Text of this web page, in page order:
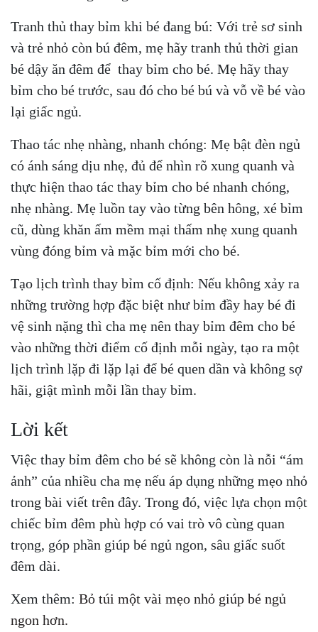
Tranh thủ thay bỉm khi bé đang bú: Với trẻ sơ sinh
và trẻ nhỏ còn bú đêm, mẹ hãy tranh thủ thời gian
bé dậy ăn đêm để thay bỉm cho bé. Mẹ hãy thay
bỉm cho bé trước, sau đó cho bé bú và vỗ về bé vào
lại giấc ngủ.
Thao tác nhẹ nhàng, nhanh chóng: Mẹ bật đèn ngủ
có ánh sáng dịu nhẹ, đủ để nhìn rõ xung quanh và
thực hiện thao tác thay bỉm cho bé nhanh chóng,
nhẹ nhàng. Mẹ luồn tay vào từng bên hông, xé bỉm
cũ, dùng khăn ấm mềm mại thấm nhẹ xung quanh
vùng đóng bỉm và mặc bỉm mới cho bé.
Tạo lịch trình thay bỉm cố định: Nếu không xảy ra
những trường hợp đặc biệt như bỉm đầy hay bé đi
vệ sinh nặng thì cha mẹ nên thay bỉm đêm cho bé
vào những thời điểm cố định mỗi ngày, tạo ra một
lịch trình lặp đi lặp lại để bé quen dần và không sợ
hãi, giật mình mỗi lần thay bỉm.
Lời kết
Việc thay bỉm đêm cho bé sẽ không còn là nỗi “ám
ảnh” của nhiều cha mẹ nếu áp dụng những mẹo nhỏ
trong bài viết trên đây. Trong đó, việc lựa chọn một
chiếc bỉm đêm phù hợp có vai trò vô cùng quan
trọng, góp phần giúp bé ngủ ngon, sâu giấc suốt
đêm dài.
Xem thêm: Bỏ túi một vài mẹo nhỏ giúp bé ngủ
ngon hơn.